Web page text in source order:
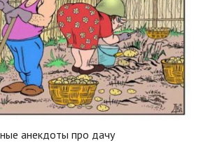
анекдоты про дачу